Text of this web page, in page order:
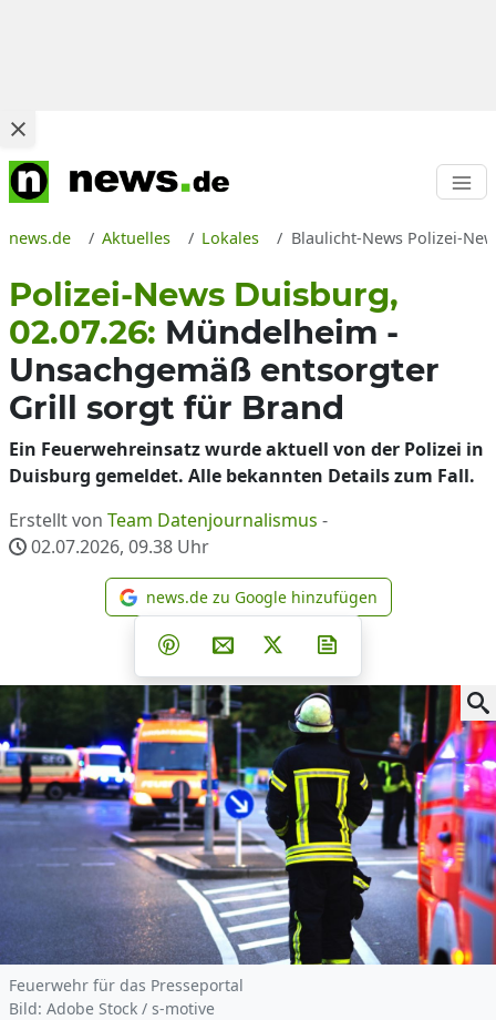
news.de Aktuelles Lokales Blaulicht-News Polizei-
Polizei-News Duisburg,
02.07.26: Mündelheim -
Unsachgemäß entsorgter
Grill sorgt für Brand
Ein Feuerwehreinsatz wurde aktuell von der Polizei in
Duisburg gemeldet. Alle bekannten Details zum Fall.
Erstellt von Team Datenjournalismus -
02.07.2026, 09.38 Uhr
news.de zu Google
news.de zu Google hinzufügen
Teilen auf Facebook
Teilen auf Whatsapp
Teilen auf Telegram
Teilen auf Pinterest
Per E-Mail teilen
Post auf X
Feuerwehr für das Presseportal
Bild: Adobe Stock / s-motive